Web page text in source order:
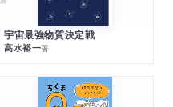
宇宙最強物質決定戦
高水裕一著